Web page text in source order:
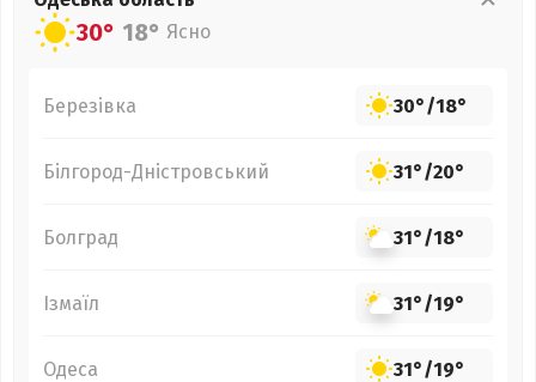
30° 18° Ясно
Березівка 30°/18°
Білгород-Дністровський 31°/20°
Болград 31°/18°
Ізмаїл 31°/19°
Одеса 31°/19°